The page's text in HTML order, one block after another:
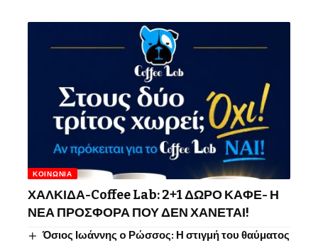
ΚΟΙΝΩΝΊΑ
ΧΑΛΚΙΔΑ-Coffee Lab: 2+1 ΔΩΡΟ ΚΑΦΕ- Η
ΝΕΑ ΠΡΟΣΦΟΡΑ ΠΟΥ ΔΕΝ ΧΑΝΕΤΑΙ!
Όσιος Ιωάννης o Ρώσσος: Η στιγμή του θαύματος